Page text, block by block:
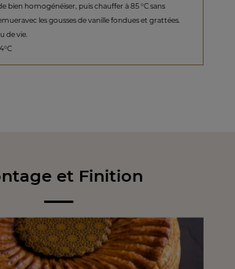
bien homogénéiser, puis chauffer à 85 °C sans
les gousses de vanille fondues et grattées.
de vie.
et Finition